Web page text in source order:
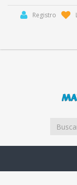
Registro